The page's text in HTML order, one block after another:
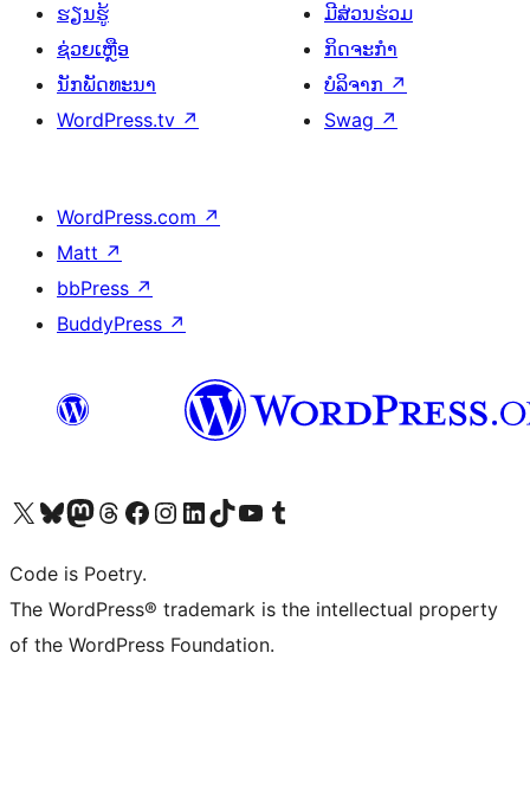
ຮຽນຮູ້
ຊ່ວຍເຫຼືອ
ນັກພັດທະນາ
WordPress.tv ↗
ມີສ່ວນຮ່ວມ
ກິດຈະກຳ
ບໍລິຈາກ ↗
Swag ↗
WordPress.com ↗
Matt ↗
bbPress ↗
BuddyPress ↗
ຢ້ຽມຊົມບັນຊີ X (ຊື່ເກົ່າ Twitter) ຂອງພວກເຮົາຢ້ຽມຊົມບັນຊີ Bluesky ຂອງພວກເຮົາຢ້ຽມຊົມບັນຊີ Mastodon ຂອງພວກເຮົາຢ້ຽມຊົມບັນຊີ Threads ຂອງພວກເຮົາຢ້ຽມຊົມໜ້າ Facebook ຂອງພວກເຮົາຢ້ຽມຊົມບັນຊີ Instagram ຂອງພວກເຮົາຢ້ຽມຊົມບັນຊີ LinkedIn ຂອງພວກເຮົາຢ້ຽມຊົມບັນຊີ TikTok ຂອງພວກເຮົາຢ້ຽມຊົມຊ່ອງ YouTube ຂອງພວກເຮົາຢ້ຽມຊົມບັນຊີ Tumblr ຂອງພວກເຮົາ
Code is Poetry.
The WordPress® trademark is the intellectual property
of the WordPress Foundation.